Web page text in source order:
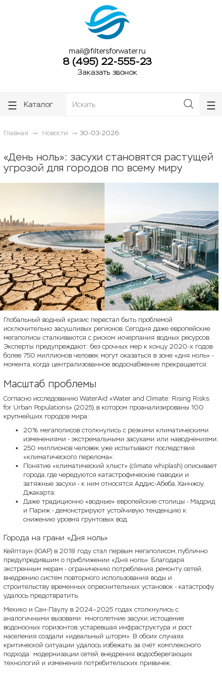
mail@filtersforwater.ru
8 (495) 22-555-23
Заказать звонок
Каталог
Главная Новости 30-03-2026
«День ноль»: засухи становятся растущей
угрозой для городов по всему миру
Глобальный водный кризис перестал быть проблемой
исключительно засушливых регионов. Сегодня даже европейские
мегаполисы сталкиваются с риском исчерпания водных ресурсов.
Эксперты предупреждают: без срочных мер к концу 2020-х годов
более 750 миллионов человек могут оказаться в зоне «дня ноль» -
момента, когда централизованное водоснабжение прекращается.
Масштаб проблемы
Согласно исследованию WaterAid «Water and Climate: Rising Risks
for Urban Populations» (2025), в котором проанализированы 100
крупнейших городов мира:
20% мегаполисов столкнулись с резкими климатическими
изменениями - экстремальными засухами или наводнениями;
250 миллионов человек уже испытывают последствия
«климатического перелома»;
Понятие «климатический хлыст» (climate whiplash) описывает
города, где чередуются катастрофические паводки и
затяжные засухи - к ним относятся Аддис-Абеба, Ханчжоу,
Джакарта;
Даже традиционно «водные» европейские столицы - Мадрид
и Париж - демонстрируют устойчивую тенденцию к
снижению уровня грунтовых вод.
Города на грани «Дня ноль»
Кейптаун (ЮАР) в 2018 году стал первым мегаполисом, публично
предупредившим о приближении «Дня ноль». Благодаря
экстренным мерам - ограничению потребления, ремонту сетей,
внедрению систем повторного использования воды и
строительству временных опреснительных установок - катастрофу
удалось предотвратить.
Мехико и Сан-Паулу в 2024–2025 годах столкнулись с
аналогичными вызовами: многолетние засухи, истощение
водоносных горизонтов, устаревшая инфраструктура и рост
населения создали «идеальный шторм». В обоих случаях
критической ситуации удалось избежать за счёт комплексного
подхода: модернизации сетей, внедрения водосберегающих
технологий и изменения потребительских привычек.